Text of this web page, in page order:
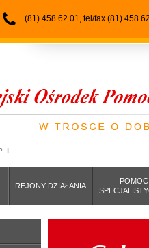
(81) 458 62 01, tel/fax (81) 458
REJONY DZIAŁANIA
POMOC